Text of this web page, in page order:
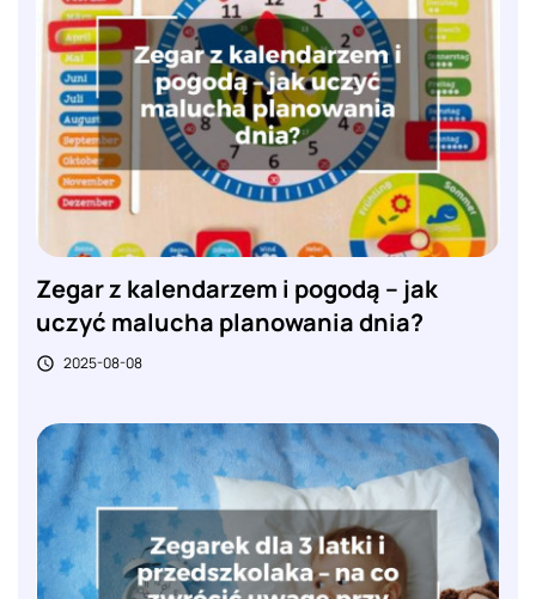
Zegar z kalendarzem i pogodą – jak
uczyć malucha planowania dnia?
 2025-08-08